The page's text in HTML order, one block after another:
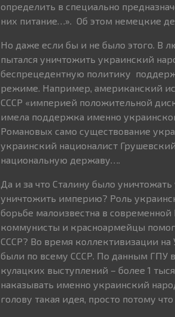
определить в специально
них питание…». Об этом немецкие
Но даже если бы и не было этого. В
пытался уничтожить украинский
беспрецедентную политику
режиме. Например, американский
СССР «империей положительной
имела поддержка именно
Романовых само существование
украинский националист
национальную державу….
Да и за что Сталину было
уничтожить империю? Роль
борьбе малоизвестна в
коммунисты и красноармейцы
СССР? Во время коллективизации
были по всему СССР. По данным ГПУ
кулацких выступлений – более 1
наказывать именно украинский
голову такая идея, просто потому